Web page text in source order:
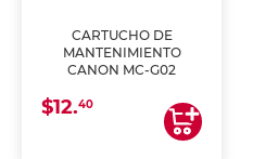
CARTUCHO DE
MANTENIMIENTO
CANON MC-G02
$12.40